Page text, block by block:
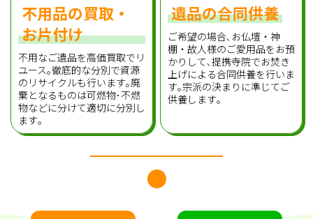
不用品の買取・
お片付け
不用なご遺品を高価買取でリ
ユース｡徹底的な分別で資源
のリサイクルも行います｡廃
棄となるものは可燃物･不燃
物などに分けて適切に分別し
ます｡
遺品の合同供養
ご希望の場合､お仏壇・神
棚・故人様のご愛用品をお預
かりして､提携寺院でお焚き
上げによる合同供養を行いま
す｡宗派の決まりに準じてご
供養します｡